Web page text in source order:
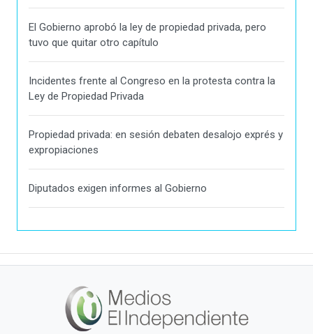
El Gobierno aprobó la ley de propiedad privada, pero
tuvo que quitar otro capítulo
Incidentes frente al Congreso en la protesta contra la
Ley de Propiedad Privada
Propiedad privada: en sesión debaten desalojo exprés y
expropiaciones
Diputados exigen informes al Gobierno